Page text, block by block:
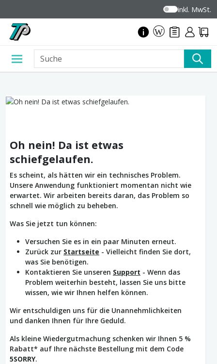
inkl. MwSt.
Oh nein! Da ist etwas
schiefgelaufen.
Es scheint, als hätten wir ein technisches Problem.
Unsere Anwendung funktioniert momentan nicht wie
erwartet. Wir arbeiten bereits daran, das Problem so
schnell wie möglich zu beheben.
Was Sie jetzt tun können:
Versuchen Sie es in ein paar Minuten erneut.
Zurück zur Startseite - Vielleicht finden Sie dort,
was Sie benötigen.
Kontaktieren Sie unseren Support - Wenn das
Problem weiterhin besteht, lassen Sie uns bitte
wissen, wie wir Ihnen helfen können.
Wir entschuldigen uns für die Unannehmlichkeiten
und danken Ihnen für Ihre Geduld.
Als kleine Wiedergutmachung schenken wir Ihnen 5 %
Rabatt* auf Ihre nächste Bestellung mit dem Code
5SORRY.